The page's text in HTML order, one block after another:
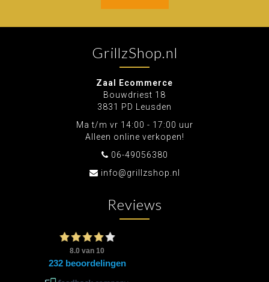
GrillzShop.nl
Zaal Ecommerce
Bouwdriest 18
3831 PD Leusden
Ma t/m vr 14:00 - 17:00 uur
Alleen online verkopen!
06-49056380
info@grillzshop.nl
Reviews